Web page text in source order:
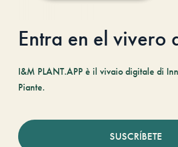
Entra en el vivero
I&M PLANT.APP è il vivaio digitale di
Piante.
SUSCRÍBETE